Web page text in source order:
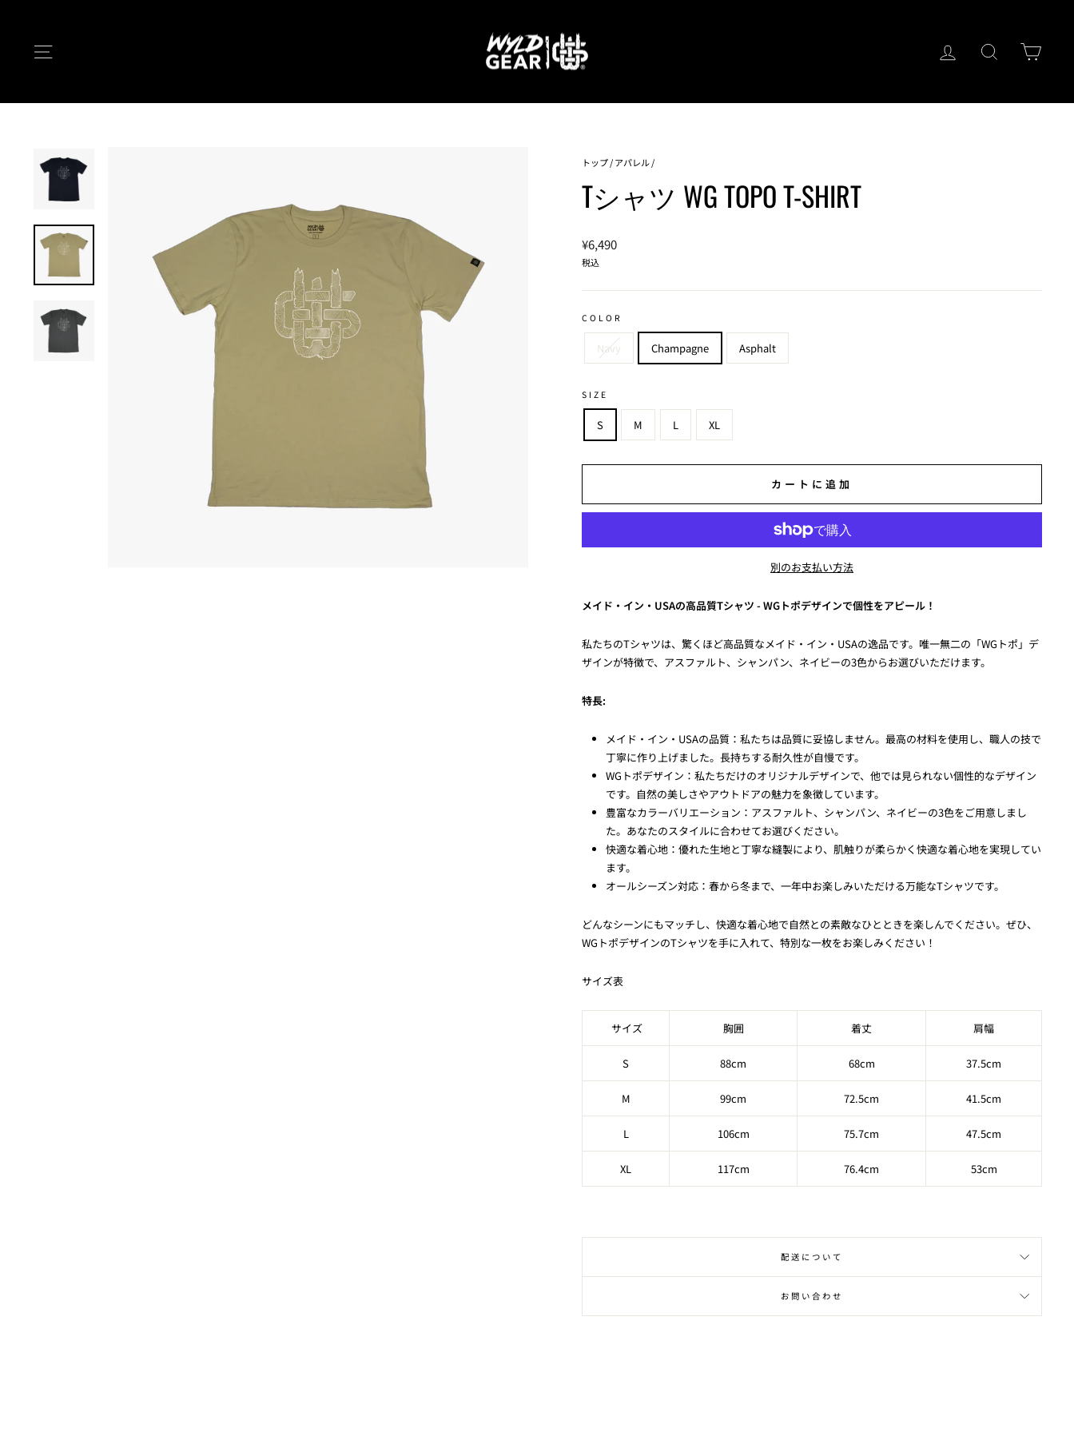
ログイン キーワード検
トップ/アパレル/
Tシャツ WG TOPO T-SHIRT
通
常
¥6,490
税込
COLOR
Navy Champagne Asphalt
SIZE
S M L XL
カートに追加
別のお支払い方法
メイド・イン・USAの高品質Tシャツ - WGトポデザインで個性をアピール！
私たちのTシャツは、驚くほど高品質なメイド・イン・USAの逸品です。唯一無二の「WGトポ」デ
ザインが特徴で、アスファルト、シャンパン、ネイビーの3色からお選びいただけます。
特長:
メイド・イン・USAの品質：私たちは品質に妥協しません。最高の材料を使用し、職人の技で
丁寧に作り上げました。長持ちする耐久性が自慢です。
WGトポデザイン：私たちだけのオリジナルデザインで、他では見られない個性的なデザイン
です。自然の美しさやアウトドアの魅力を象徴しています。
豊富なカラーバリエーション：アスファルト、シャンパン、ネイビーの3色をご用意しまし
た。あなたのスタイルに合わせてお選びください。
快適な着心地：優れた生地と丁寧な縫製により、肌触りが柔らかく快適な着心地を実現してい
ます。
オールシーズン対応：春から冬まで、一年中お楽しみいただける万能なTシャツです。
どんなシーンにもマッチし、快適な着心地で自然との素敵なひとときを楽しんでください。ぜひ、
WGトポデザインのTシャツを手に入れて、特別な一枚をお楽しみください！
サイズ表
サイズ 胸囲 着丈 肩幅
S 88cm 68cm 37.5cm
M 99cm 72.5cm 41.5cm
L 106cm 75.7cm 47.5cm
XL 117cm 76.4cm 53cm
配送について
お問い合わせ